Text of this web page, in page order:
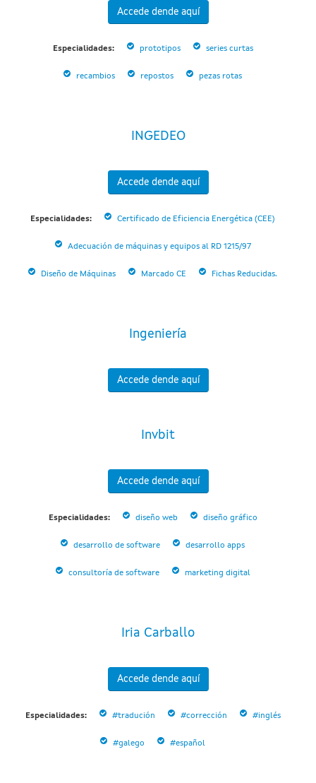
Accede dende aquí
Especialidades: prototipos series curtas
recambios repostos pezas rotas
INGEDEO
Accede dende aquí
Especialidades: Certificado de Eficiencia Energética (CEE)
Adecuación de máquinas y equipos al RD 1215/97
Diseño de Máquinas Marcado CE Fichas Reducidas.
Ingeniería
Accede dende aquí
Invbit
Accede dende aquí
Especialidades: diseño web diseño gráfico
desarrollo de software desarrollo apps
consultoría de software marketing digital
Iria Carballo
Accede dende aquí
Especialidades: #tradución #corrección #inglés
#galego #español